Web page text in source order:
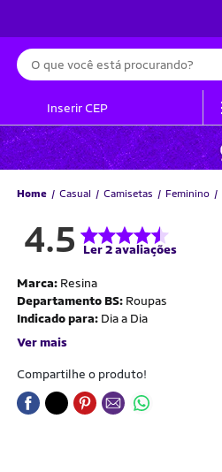
Busca
Inserir CEP
Home Casual Camisetas Feminino
4.5 Ler 2 avaliações
Marca: Resina
Departamento BS: Roupas
Indicado para: Dia a Dia
Ver mais
Compartilhe o produto!